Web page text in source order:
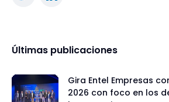
Últimas publicaciones
Gira Entel Empresas
2026 con foco en los